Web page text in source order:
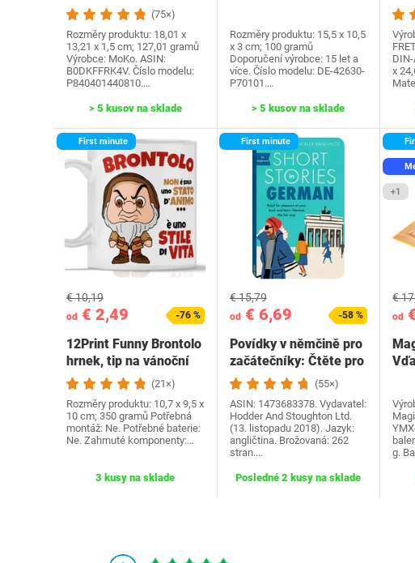
generácia-2024) a…
(75×)
Rozměry produktu: 18,01 x
13,21 x 1,5 cm; 127,01 gramů
Výrobce: MoKo. ASIN:
B0DKFFRK4V. Číslo modelu:
P840401440810.…
> 5 kusov na sklade
Rozměry produktu: 15,5 x 10,5
x 3 cm; 100 gramů
Doporučení výrobce: 15 let a
více. Číslo modelu: DE-42630-
P70101.…
> 5 kusov na sklade
x
First minute
od € 2,49
€ 10,19
-76 %
12Print Funny Brontolo
hrnek, tip na vánoční
dárek a…
(21×)
Rozměry produktu: 10,7 x 9,5 x
10 cm; 350 gramů Potřebná
montáž: Ne. Potřebné baterie:
Ne. Zahrnuté komponenty:…
3 kusy na sklade
First minute
od€ 6,69
€ 15,79
-58 %
Povídky v němčině pro
začátečníky: Čtěte pro
radost na své…(55×)
ASIN: 1473683378. Vydavatel:
Hodder And Stoughton Ltd.
(13. listopadu 2018). Jazyk:
angličtina. Brožovaná: 262
stran.…
Posledné 2 kusy na sklade
+1
od
€
g.